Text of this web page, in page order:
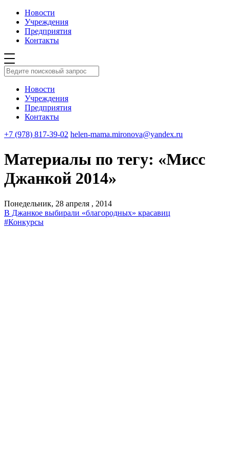
Новости
Учреждения
Предприятия
Контакты
Новости
Учреждения
Предприятия
Контакты
+7 (978) 817-39-02 helen-mama.mironova@yandex.ru
Материалы по тегу: «Мисс
Джанкой 2014»
Понедельник, 28 апреля , 2014
В Джанкое выбирали «благородных» красавиц
#Конкурсы